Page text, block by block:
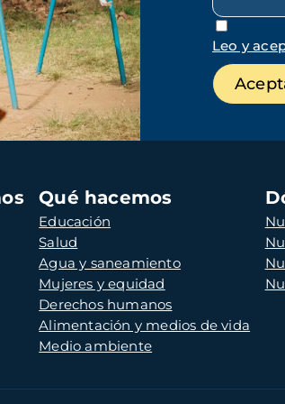
Leo y
Qué hacemos
Educación
Salud
Agua y saneamiento
Mujeres y equidad
Derechos humanos
Alimentación y medios de vida
Medio ambiente